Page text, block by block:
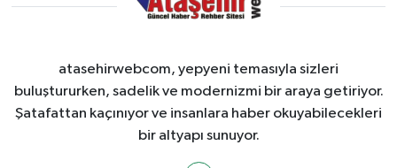
atasehirwebcom, yepyeni temasıyla sizleri
buluştururken, sadelik ve modernizmi bir araya getiriyor.
Şatafattan kaçınıyor ve insanlara haber okuyabilecekleri
bir altyapı sunuyor.